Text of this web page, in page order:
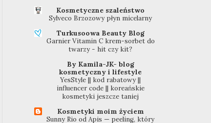
Kosmetyczne szaleństwo
Sylveco Brzozowy płyn micelarny
Turkusoowa Beauty Blog
Garnier Vitamin C krem-sorbet do
twarzy - hit czy kit?
By Kamila-JK- blog
kosmetyczny i lifestyle
YesStyle || kod rabatowy ||
influencer code || koreańskie
kosmetyki jeszcze taniej
Kosmetyki moim życiem
Sunny Rio od Apis — peeling, który